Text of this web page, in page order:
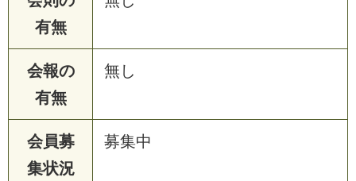
有無
会報の
有無
無し
会員募
集状況
募集中